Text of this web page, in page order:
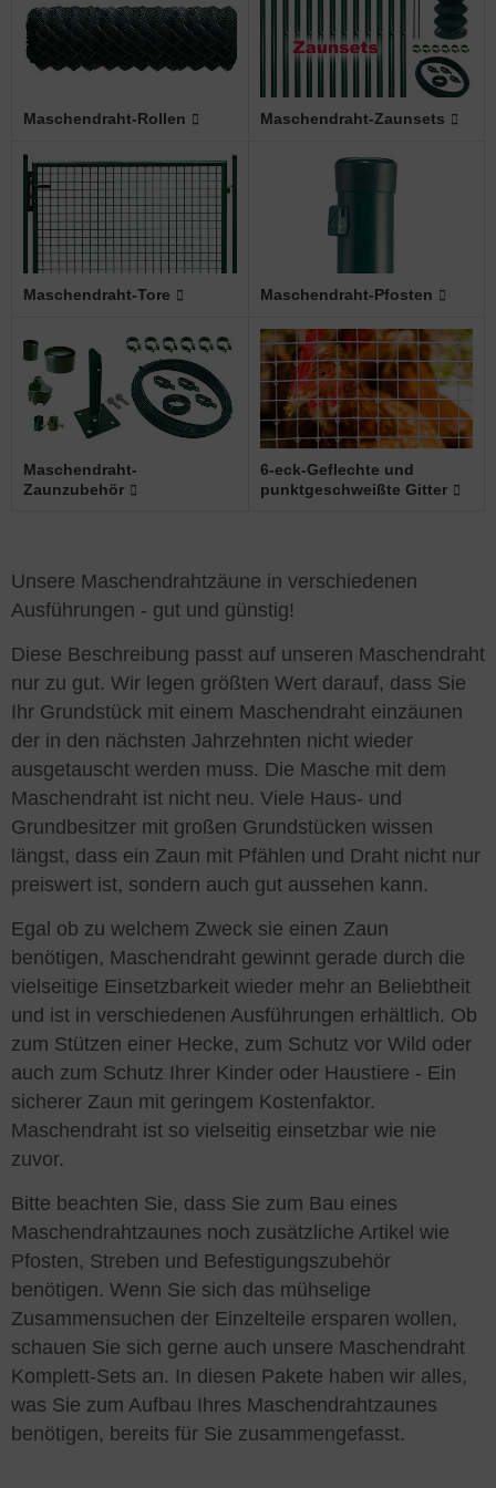
Maschendraht-Rollen Maschendraht-Zaunsets
Maschendraht-Tore Maschendraht-Pfosten
Maschendraht-
Zaunzubehör
6-eck-Geflechte und
punktgeschweißte Gitter
Unsere Maschendrahtzäune in verschiedenen
Ausführungen - gut und günstig!
Diese Beschreibung passt auf unseren Maschendraht
nur zu gut. Wir legen größten Wert darauf, dass Sie
Ihr Grundstück mit einem Maschendraht einzäunen
der in den nächsten Jahrzehnten nicht wieder
ausgetauscht werden muss. Die Masche mit dem
Maschendraht ist nicht neu. Viele Haus- und
Grundbesitzer mit großen Grundstücken wissen
längst, dass ein Zaun mit Pfählen und Draht nicht nur
preiswert ist, sondern auch gut aussehen kann.
Egal ob zu welchem Zweck sie einen Zaun
benötigen, Maschendraht gewinnt gerade durch die
vielseitige Einsetzbarkeit wieder mehr an Beliebtheit
und ist in verschiedenen Ausführungen erhältlich. Ob
zum Stützen einer Hecke, zum Schutz vor Wild oder
auch zum Schutz Ihrer Kinder oder Haustiere - Ein
sicherer Zaun mit geringem Kostenfaktor.
Maschendraht ist so vielseitig einsetzbar wie nie
zuvor.
Bitte beachten Sie, dass Sie zum Bau eines
Maschendrahtzaunes noch zusätzliche Artikel wie
Pfosten, Streben und Befestigungszubehör
benötigen. Wenn Sie sich das mühselige
Zusammensuchen der Einzelteile ersparen wollen,
schauen Sie sich gerne auch unsere Maschendraht
Komplett-Sets an. In diesen Pakete haben wir alles,
was Sie zum Aufbau Ihres Maschendrahtzaunes
benötigen, bereits für Sie zusammengefasst.
Komplett-Zaunsets
für Tore